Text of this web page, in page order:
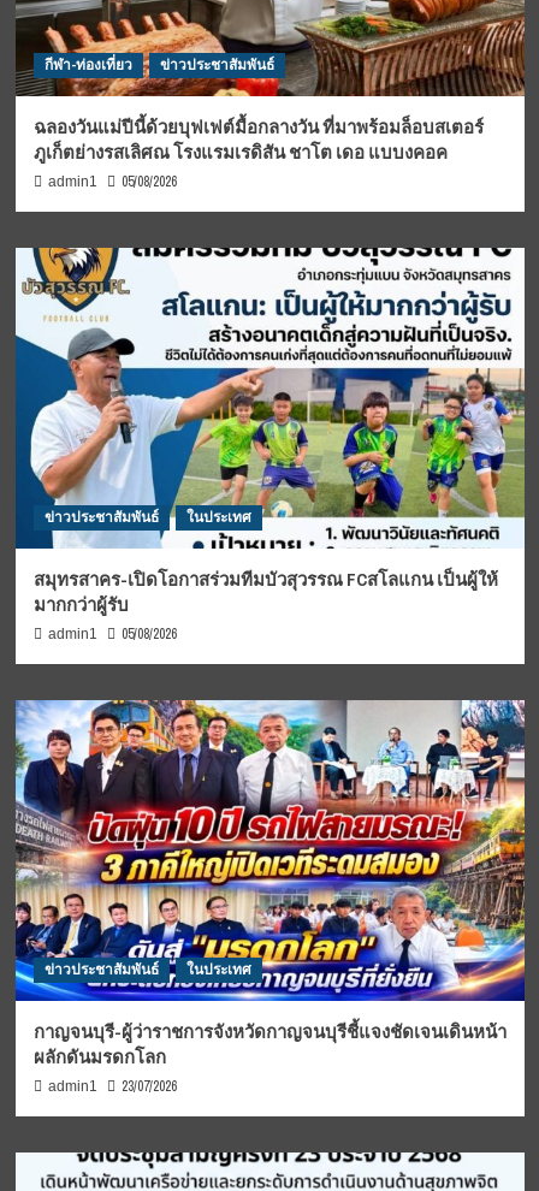
กีฬา-ท่องเที่ยว ข่าวประชาสัมพันธ์
ฉลองวันแม่ปีนี้ด้วยบุฟเฟต์มื้อกลางวัน ที่มาพร้อมล็อบสเตอร์
ภูเก็ตย่างรสเลิศณ โรงแรมเรดิสัน ชาโต เดอ แบบงคอค
admin1 05/08/2026
ข่าวประชาสัมพันธ์ ในประเทศ
สมุทรสาคร-เปิดโอกาสร่วมทีมบัวสุวรรณ FCสโลแกน เป็นผู้ให้
มากกว่าผู้รับ
admin1 05/08/2026
ข่าวประชาสัมพันธ์ ในประเทศ
กาญจนบุรี-ผู้ว่าราชการจังหวัดกาญจนบุรีชี้แจงชัดเจนเดินหน้า
ผลักดันมรดกโลก
admin1 23/07/2026